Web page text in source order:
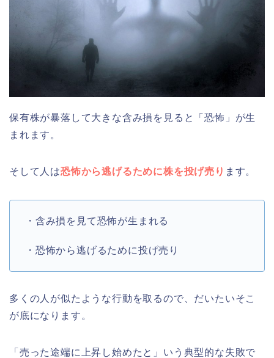
保有株が暴落して大きな含み損を見ると「恐怖」が生
まれます。
そして人は恐怖から逃げるために株を投げ売り ます。
・含み損を見て恐怖が生まれる
・恐怖から逃げるために投げ売り
多くの人が似たような行動を取るので、だいたいそこ
が底になります。
「売った途端に上昇し始めたと」いう典型的な失敗で